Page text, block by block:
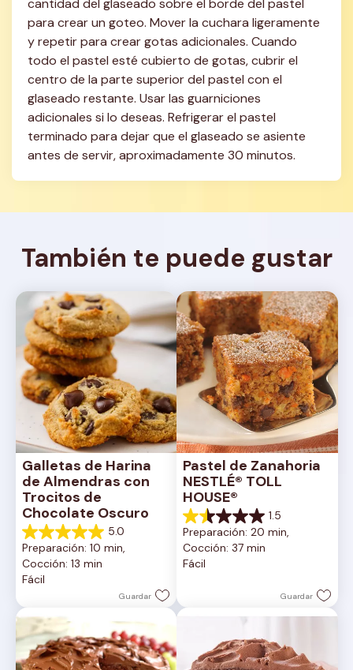
cantidad del glaseado sobre el borde del pastel
para crear un goteo. Mover la cuchara ligeramente
y repetir para crear gotas adicionales. Cuando
todo el pastel esté cubierto de gotas, cubrir el
centro de la parte superior del pastel con el
glaseado restante. Usar las guarniciones
adicionales si lo deseas. Refrigerar el pastel
terminado para dejar que el glaseado se asiente
antes de servir, aproximadamente 30 minutos.
También te puede gustar
Galletas de Harina
de Almendras con
Trocitos de
Chocolate Oscuro
5.0
5.0
de
5
estrellas.
reseña
Preparación: 10 min,
Cocción: 13 min
Fácil
Guardar
Pastel de Zanahoria
NESTLÉ® TOLL
HOUSE®
1.5
1.5
de
5
estrellas.
Preparación: 20 min,
Cocción: 37 min
Fácil
Guardar